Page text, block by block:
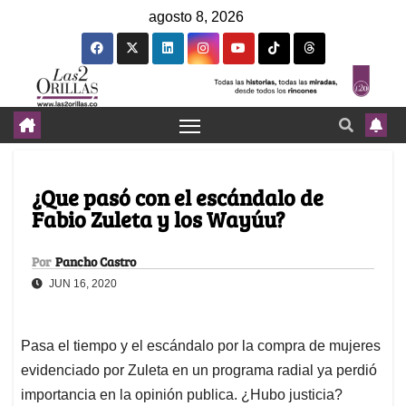
agosto 8, 2026
¿Que pasó con el escándalo de
Fabio Zuleta y los Wayúu?
Por Pancho Castro
JUN 16, 2020
Pasa el tiempo y el escándalo por la compra de mujeres
evidenciado por Zuleta en un programa radial ya perdió
importancia en la opinión publica. ¿Hubo justicia?